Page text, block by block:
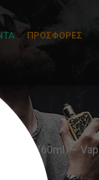
ΠΡΟΣΦΟΡΕΣ
20ml (60ml) –